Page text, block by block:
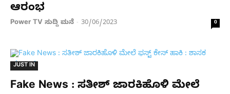
ಆರಂಭ
Power TV ಸುದ್ದಿ ಮನೆ - 30/06/2023 0
JUST IN
Fake News : ಸತೀಶ್ ಜಾರಕಿಹೊಳಿ ಮೇಲೆ